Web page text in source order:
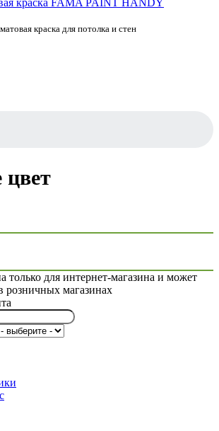
краска для потолка и стен
цвет
только для интернет-магазина и может
розничных магазинах